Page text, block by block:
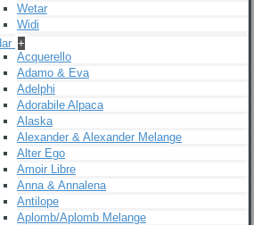
Wetar
Widi
+
Acquerello
Adamo & Eva
Adelphi
Adorabile Alpaca
Alaska
Alexander & Alexander Melange
Alter Ego
Amoir Libre
Anna & Annalena
Antilope
Aplomb/Aplomb Melange